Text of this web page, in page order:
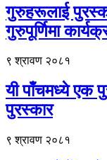
गुरुहरूलाई
गुरुपूर्णिमा
९ श्रावण २०८१
यी पाँचमध्ये एक
पुरस्कार
९ श्रावण २०८१